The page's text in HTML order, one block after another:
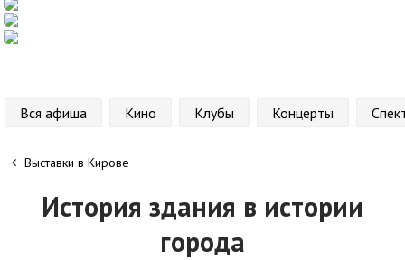
Вся афиша Кино Клубы Концерты
Выставки в Кирове
История здания в истории
города